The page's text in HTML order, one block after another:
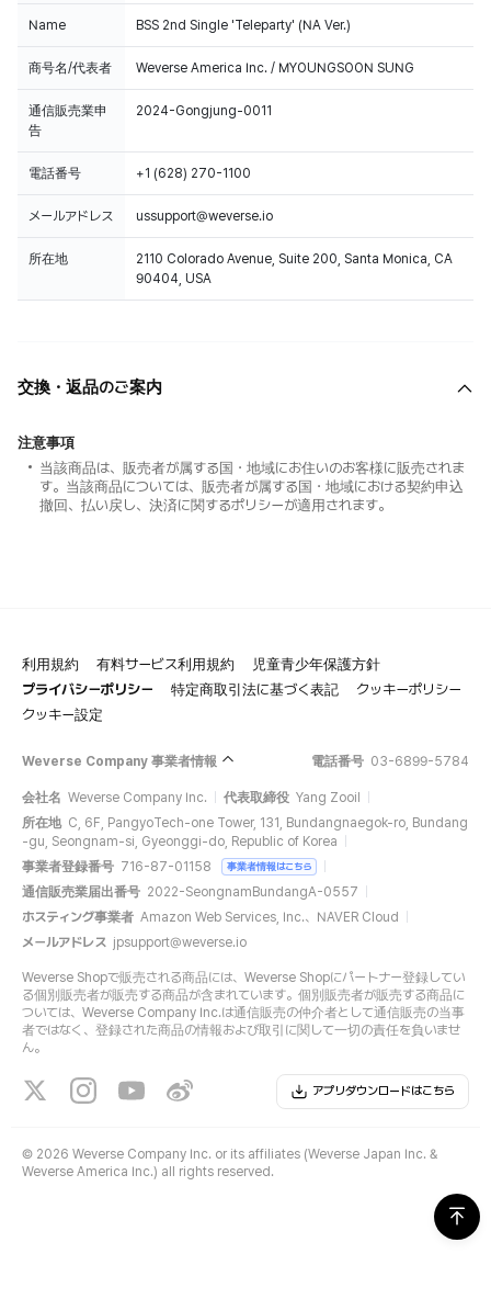
Name BSS 2nd Single 'Teleparty' (NA Ver.)
商号名/代表者 Weverse America Inc. / MYOUNGSOON SUNG
通信販売業申
告
2024-Gongjung-0011
電話番号 +1 (628) 270-1100
メールアドレス ussupport@weverse.io
所在地
2110 Colorado Avenue, Suite 200, Santa Monica, CA
90404, USA
交換・返品のご案内
注意事項
当該商品は、販売者が属する国・地域にお住いのお客様に販売されま
す。当該商品については、販売者が属する国・地域における契約申込
撤回、払い戻し、決済に関するポリシーが適用されます。
利用規約 有料サービス利用規約
児童青少年保護方針
プライバシーポリシー
特定商取引法に基づく表記
クッキーポリシー
クッキー設定
Weverse Company 事業者情報 電話番号 03-6899-5784
会社名 Weverse Company Inc. 代表取締役 Yang Zooil
所在地 C, 6F, PangyoTech-one Tower, 131, Bundangnaegok-ro, Bundang
-gu, Seongnam-si, Gyeonggi-do, Republic of Korea
事業者登録番号 716-87-01158 事業者情報はこちら
通信販売業届出番号 2022-SeongnamBundangA-0557
ホスティング事業者 Amazon Web Services, Inc.、NAVER Cloud
メールアドレス jpsupport@weverse.io
Weverse Shopで販売される商品には、Weverse Shopにパートナー登録してい
る個別販売者が販売する商品が含まれています。個別販売者が販売する商品に
ついては、Weverse Company Inc.は通信販売の仲介者として通信販売の当事
者ではなく、登録された商品の情報および取引に関して一切の責任を負いませ
ん。
アプリダウンロードはこちら
© 2026 Weverse Company Inc. or its affiliates (Weverse Japan Inc. &
Weverse America Inc.) all rights reserved.